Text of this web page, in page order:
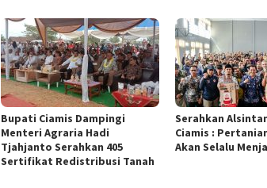
Bupati Ciamis Dampingi
Menteri Agraria Hadi
Tjahjanto Serahkan 405
Sertifikat Redistribusi Tanah
Serahkan
Ciamis :
Akan Selalu